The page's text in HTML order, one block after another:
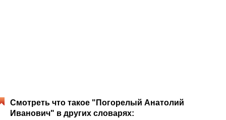
Смотреть что такое "Погорелый Анатолий
Иванович" в других словарях: